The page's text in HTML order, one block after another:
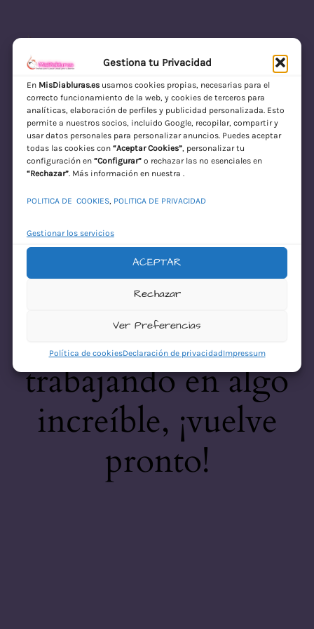
Gestiona tu Privacidad
En MisDiabluras.esusamos cookies propias, necesarias para el
correcto funcionamiento de la web, y cookies de terceros para
analíticas, elaboración de perfiles y publicidad personalizada. Esto
permite a nuestros socios, incluido Google, recopilar, compartir y
usar datos personales para personalizar anuncios. Puedes aceptar
todas las cookies con “Aceptar Cookies”, personalizar tu
configuración en “Configurar”o rechazar las no esenciales en
“Rechazar”. Más información en nuestra .
POLITICA DE COOKIES, POLITICA DE PRIVACIDAD
Gestionar los servicios
ACEPTAR
Rechazar
Ver Preferencias
Política de cookiesDeclaración de privacidadImpressum
MisDiabluras | Sexshop Online con Envío
Discreto en España
Acceder
¡Disculpa este
desastre! Estamos
trabajando en algo
increíble, ¡vuelve
pronto!